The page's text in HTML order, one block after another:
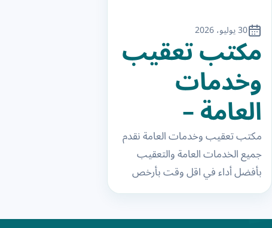
30 يوليو، 2026
مكتب تعقيب
وخدمات
العامة –
معقبين
مكتب العمل
في السعودية
مكتب تعقيب وخدمات العامة نقدم
جميع الخدمات العامة والتعقيب
بأفضل أداء في اقل وقت بأرخص
الأسعار نقدم جميع الخدمات بجودة